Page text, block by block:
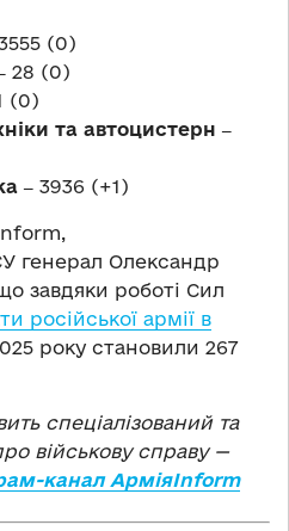
(0)
28 (0)
(0)
та автоцистерн ‒
‒ 3936 (+1)
генерал Олександр
завдяки роботі Сил
російської армії в
року становили 267
спеціалізований та
військову справу —
канал АрміяInform